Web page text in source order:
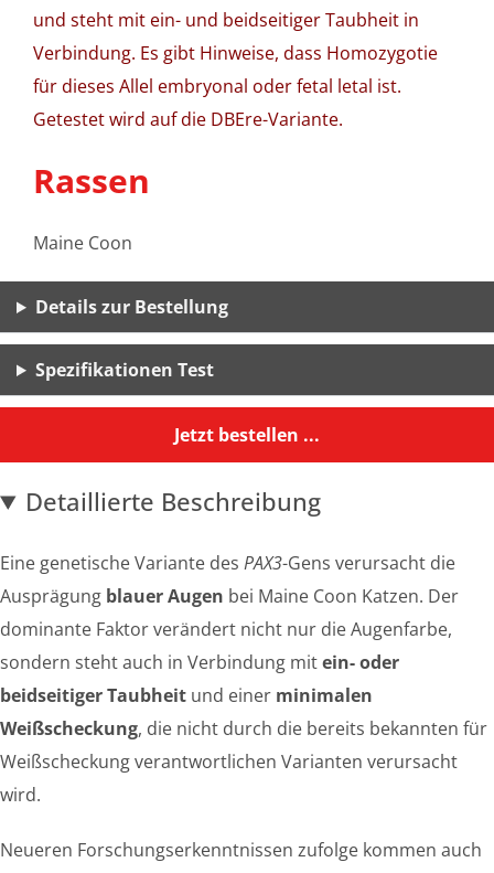
und steht mit ein- und beidseitiger Taubheit in
Verbindung. Es gibt Hinweise, dass Homozygotie
für dieses Allel embryonal oder fetal letal ist.
Getestet wird auf die DBEre-Variante.
Rassen
Maine Coon
Details zur Bestellung
Spezifikationen Test
Jetzt bestellen ...
Detaillierte Beschreibung
Eine genetische Variante des PAX3-Gens verursacht die
Ausprägung blauer Augen bei Maine Coon Katzen. Der
dominante Faktor verändert nicht nur die Augenfarbe,
sondern steht auch in Verbindung mitein- oder
beidseitiger Taubheit und einer minimalen
Weißscheckung, die nicht durch die bereits bekannten für
Weißscheckung verantwortlichen Varianten verursacht
wird.
Neueren Forschungserkenntnissen zufolge kommen auch